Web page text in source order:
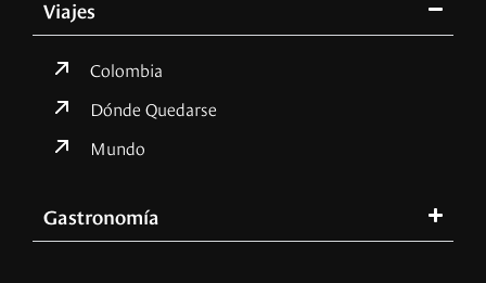
Viajes
Colombia
Dónde Quedarse
Mundo
Gastronomía